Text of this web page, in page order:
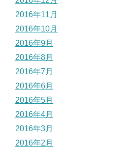
2016年11月
2016年10月
2016年9月
2016年8月
2016年7月
2016年6月
2016年5月
2016年4月
2016年3月
2016年2月